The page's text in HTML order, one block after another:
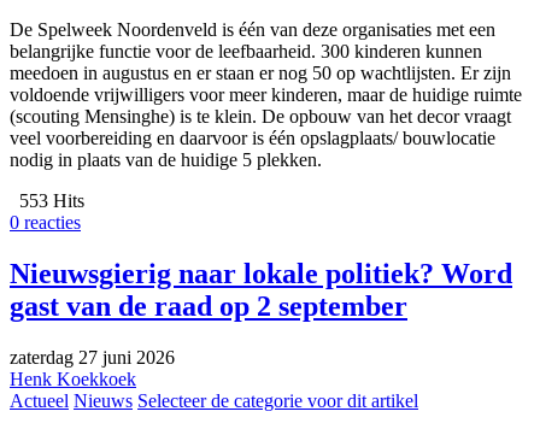
De Spelweek Noordenveld is één van deze organisaties met een
belangrijke functie voor de leefbaarheid. 300 kinderen kunnen
meedoen in augustus en er staan er nog 50 op wachtlijsten. Er zijn
voldoende vrijwilligers voor meer kinderen, maar de huidige ruimte
(scouting Mensinghe) is te klein. De opbouw van het decor vraagt
veel voorbereiding en daarvoor is één opslagplaats/ bouwlocatie
nodig in plaats van de huidige 5 plekken.
553 Hits
0 reacties
Nieuwsgierig naar lokale politiek? Word
gast van de raad op 2 september
zaterdag 27 juni 2026
Henk Koekkoek
Actueel Nieuws Selecteer de categorie voor dit artikel